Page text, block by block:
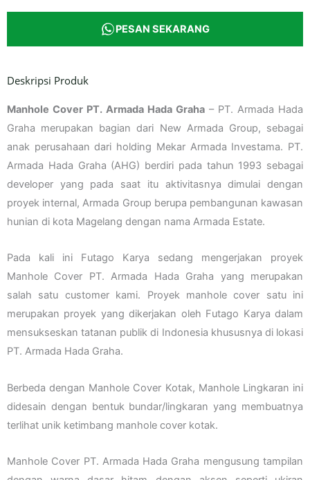
PESAN SEKARANG
Deskripsi Produk
Manhole Cover PT. Armada Hada Graha – PT. Armada Hada
Graha merupakan bagian dari New Armada Group, sebagai
anak perusahaan dari holding Mekar Armada Investama. PT.
Armada Hada Graha (AHG) berdiri pada tahun 1993 sebagai
developer yang pada saat itu aktivitasnya dimulai dengan
proyek internal, Armada Group berupa pembangunan kawasan
hunian di kota Magelang dengan nama Armada Estate.
Pada kali ini Futago Karya sedang mengerjakan proyek
Manhole Cover PT. Armada Hada Graha yang merupakan
salah satu customer kami. Proyek manhole cover satu ini
merupakan proyek yang dikerjakan oleh Futago Karya dalam
mensukseskan tatanan publik di Indonesia khususnya di lokasi
PT. Armada Hada Graha.
Berbeda dengan Manhole Cover Kotak, Manhole Lingkaran ini
didesain dengan bentuk bundar/lingkaran yang membuatnya
terlihat unik ketimbang manhole cover kotak.
Manhole Cover PT. Armada Hada Graha mengusung tampilan